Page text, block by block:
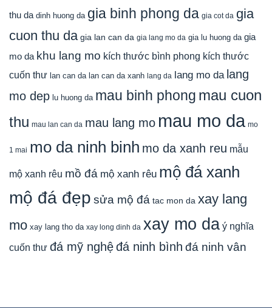
thu da dinh huong da gia binh phong da gia cot da gia
cuon thu da gia lan can da gia lang mo da gia lu huong da gia
mo da khu lang mo kích thước bình phong kích thước
cuốn thư lan can da lan can da xanh lang da lang mo da lang
mo dep lu huong da mau binh phong mau cuon
thu mau lan can da mau lang mo mau mo da mo
1 mai mo da ninh binh mo da xanh reu mẫu
mộ xanh rêu mồ đá mộ xanh rêu mộ đá xanh
mộ đá đẹp sửa mộ đá tac mon da xay lang
mo xay lang tho da xay long dinh da xay mo da ý nghĩa
cuốn thư đá mỹ nghệđá ninh bình đá ninh vân